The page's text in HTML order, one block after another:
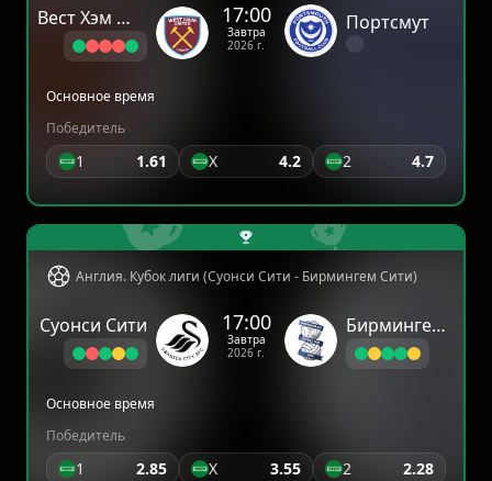
Вест Хэм Юнайтед 17:00
Завтра
2026 г.
Портсмут
Основное время
Победитель
1 1.61 X 4.2 2 4.7
Англия. Кубок лиги (Суонси Сити - Бирмингем Сити)
Суонси Сити 17:00
Завтра
2026 г.
Бирмингем Сити
Основное время
Победитель
1 2.85 X 3.55 2 2.28